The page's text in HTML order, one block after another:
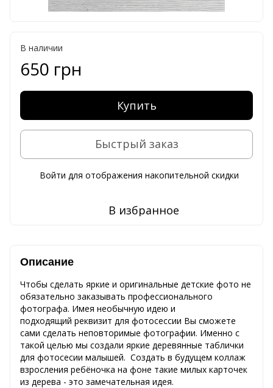
В наличии
650 грн
Купить
Быстрый заказ
Войти для отображения накопительной скидки
В избранное
Описание
Чтобы сделать яркие и оригинальные детские фото не
обязательно заказывать профессионального
фотографа. Имея необычную идею и
подходящий реквизит для фотосессии Вы сможете
сами сделать неповторимые фотографии. Именно с
такой целью мы создали яркие деревянные таблички
для фотосесии малышей. Создать в будущем коллаж
взросления ребёночка на фоне такие милых карточек
из дерева - это замечательная идея.